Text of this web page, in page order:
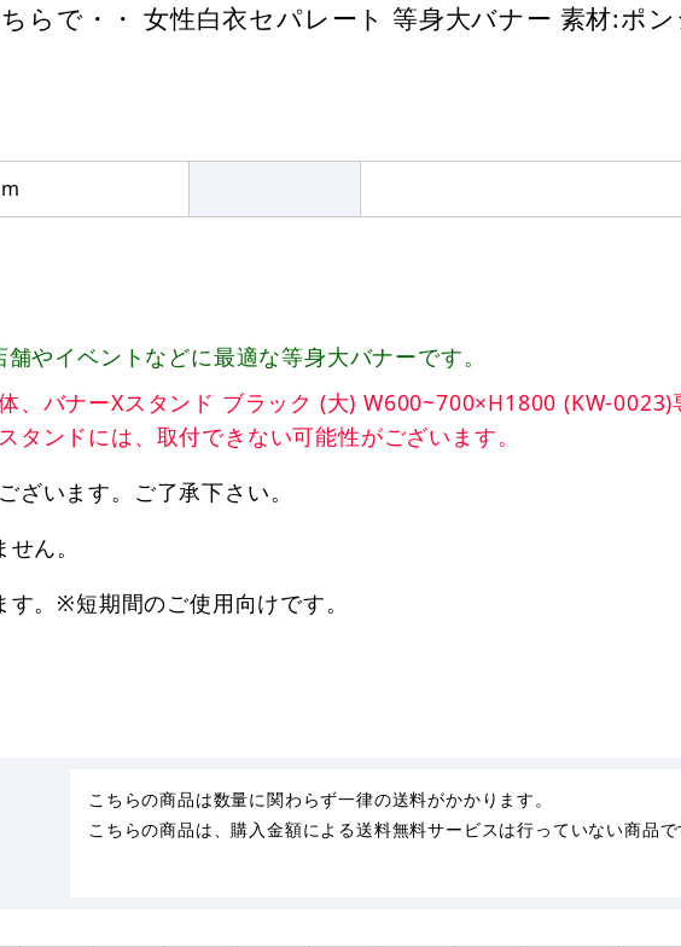
らで・・ 女性白衣セパレート 等身大バナー 素材:ポ
やイベントなどに最適な等身大バナーです。
、バナーXスタンド ブラック (大) W600~700×H1800 (KW-0023)
タンドには、取付できない可能性がございます。
ざいます。ご了承下さい。
ん。
。※短期間のご使用向けです。
こちらの商品は数量に関わらず一律の送料がかかります。
こちらの商品は、購入金額による送料無料サービスは行っていない商品で